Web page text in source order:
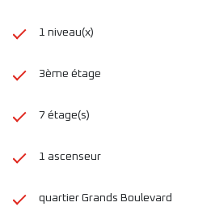
1 niveau(x)
3ème étage
7 étage(s)
1 ascenseur
quartier Grands Boulevard